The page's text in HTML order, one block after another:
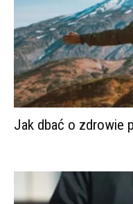
Jak dbać o zdrowie